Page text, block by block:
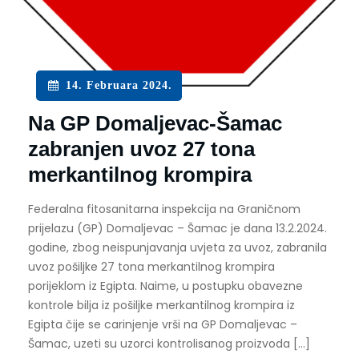
14. Februara 2024.
Na GP Domaljevac-Šamac
zabranjen uvoz 27 tona
merkantilnog krompira
Federalna fitosanitarna inspekcija na Graničnom
prijelazu (GP) Domaljevac – Šamac je dana 13.2.2024.
godine, zbog neispunjavanja uvjeta za uvoz, zabranila
uvoz pošiljke 27 tona merkantilnog krompira
porijeklom iz Egipta. Naime, u postupku obavezne
kontrole bilja iz pošiljke merkantilnog krompira iz
Egipta čije se carinjenje vrši na GP Domaljevac –
Šamac, uzeti su uzorci kontrolisanog proizvoda […]